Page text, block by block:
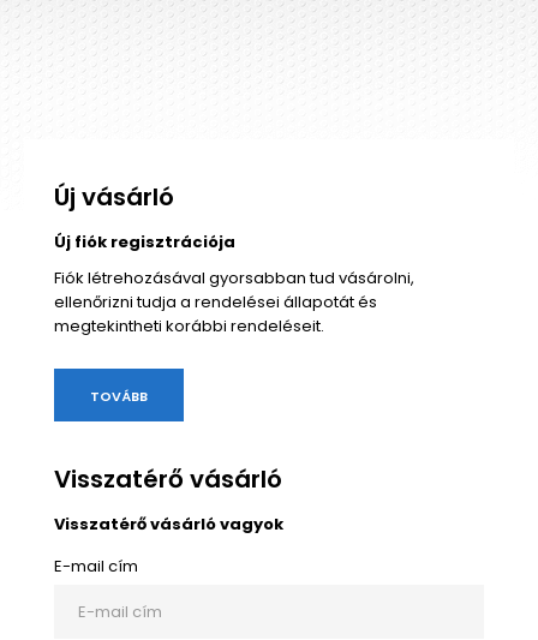
Új vásárló
Új fiók regisztrációja
Fiók létrehozásával gyorsabban tud vásárolni,
ellenőrizni tudja a rendelései állapotát és
megtekintheti korábbi rendeléseit.
TOVÁBB
Visszatérő vásárló
Visszatérő vásárló vagyok
E-mail cím